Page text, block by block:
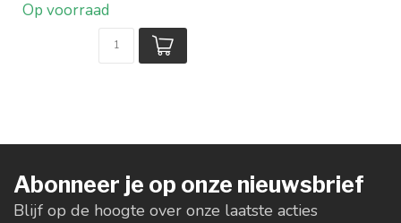
- Vergelijkb...
Op voorraad
Abonneer je op onze nieuwsbrief
Blijf op de hoogte over onze laatste acties